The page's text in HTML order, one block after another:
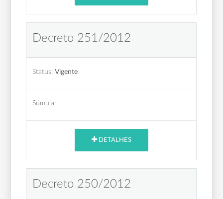
Decreto 251/2012
Status: Vigente
Súmula:
DETALHES
Decreto 250/2012